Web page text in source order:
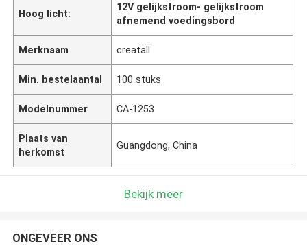
Hoog licht:
12V gelijkstroom- gelijkstroom
afnemend voedingsbord
Merknaam creatall
Min. bestelaantal 100 stuks
Modelnummer CA-1253
Plaats van
herkomst
Guangdong, China
Bekijk meer
ONGEVEER ONS